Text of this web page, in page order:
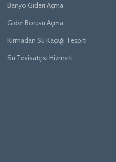
Banyo Gideri Açma
Gider Borusu Açma
Kırmadan Su Kaçağı Tespiti
Su Tesisatçısı Hizmeti